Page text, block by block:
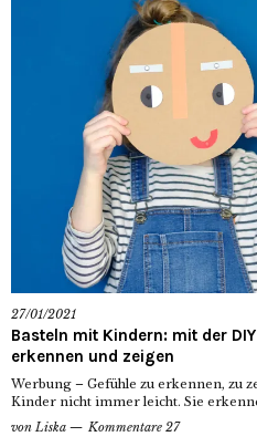
27/01/2021
Basteln mit Kindern: mit der
erkennen und zeigen
Werbung – Gefühle zu erkennen, zu
Kinder nicht immer leicht. Sie
von Liska Kommentare 27